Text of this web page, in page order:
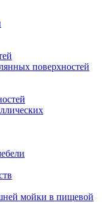
поверхностей
мойки в пищевой